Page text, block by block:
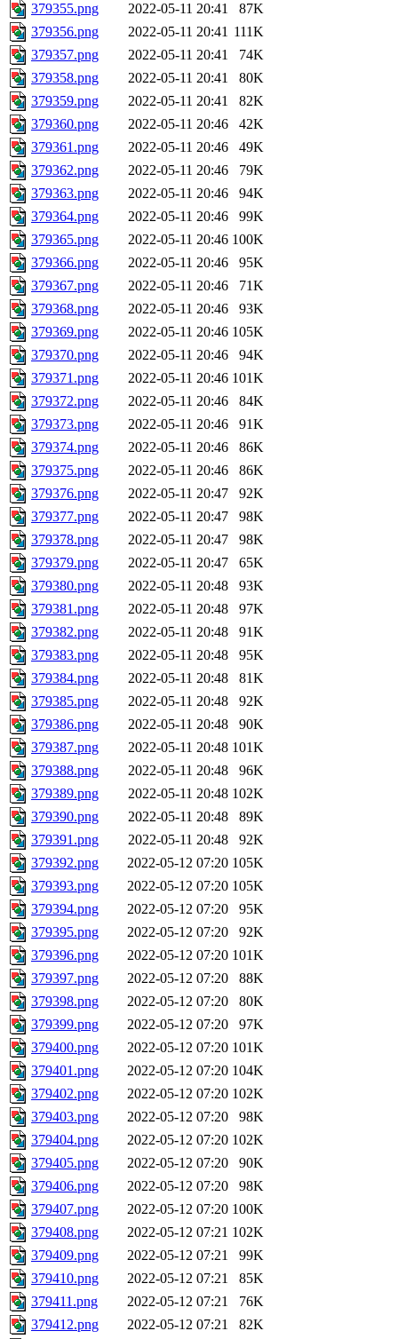
379355.png 2022-05-11 20:41
87K
379356.png
2022-05-11 20:41 111K
379357.png
2022-05-11 20:41
74K
379358.png
2022-05-11 20:41
80K
379359.png
2022-05-11 20:41
82K
379360.png
2022-05-11 20:46
42K
379361.png
2022-05-11 20:46
49K
379362.png
2022-05-11 20:46
79K
379363.png
2022-05-11 20:46
94K
379364.png
2022-05-11 20:46
99K
379365.png
2022-05-11 20:46 100K
379366.png
2022-05-11 20:46
95K
379367.png
2022-05-11 20:46
71K
379368.png
2022-05-11 20:46
93K
379369.png
2022-05-11 20:46 105K
379370.png
2022-05-11 20:46
94K
379371.png
2022-05-11 20:46 101K
379372.png
2022-05-11 20:46
84K
379373.png
2022-05-11 20:46
91K
379374.png
2022-05-11 20:46
86K
379375.png
2022-05-11 20:46
86K
379376.png
2022-05-11 20:47
92K
379377.png
2022-05-11 20:47
98K
379378.png
2022-05-11 20:47
98K
379379.png
2022-05-11 20:47
65K
379380.png
2022-05-11 20:48
93K
379381.png
2022-05-11 20:48
97K
379382.png
2022-05-11 20:48
91K
379383.png
2022-05-11 20:48
95K
379384.png
2022-05-11 20:48
81K
379385.png
2022-05-11 20:48
92K
379386.png
2022-05-11 20:48
90K
379387.png
2022-05-11 20:48 101K
379388.png
2022-05-11 20:48
96K
379389.png
2022-05-11 20:48 102K
379390.png
2022-05-11 20:48
89K
379391.png
2022-05-11 20:48
92K
379392.png
2022-05-12 07:20 105K
379393.png
2022-05-12 07:20 105K
379394.png
2022-05-12 07:20
95K
379395.png
2022-05-12 07:20
92K
379396.png
2022-05-12 07:20 101K
379397.png
2022-05-12 07:20
88K
379398.png
2022-05-12 07:20
80K
379399.png
2022-05-12 07:20
97K
379400.png
2022-05-12 07:20 101K
379401.png
2022-05-12 07:20 104K
379402.png
2022-05-12 07:20 102K
379403.png
2022-05-12 07:20
98K
379404.png
2022-05-12 07:20 102K
379405.png
2022-05-12 07:20
90K
379406.png
2022-05-12 07:20
98K
379407.png
2022-05-12 07:20 100K
379408.png
2022-05-12 07:21 102K
379409.png
2022-05-12 07:21
99K
379410.png
2022-05-12 07:21
85K
379411.png
2022-05-12 07:21
76K
379412.png
2022-05-12 07:21
82K